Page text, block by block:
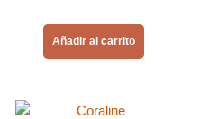
Añadir al carrito